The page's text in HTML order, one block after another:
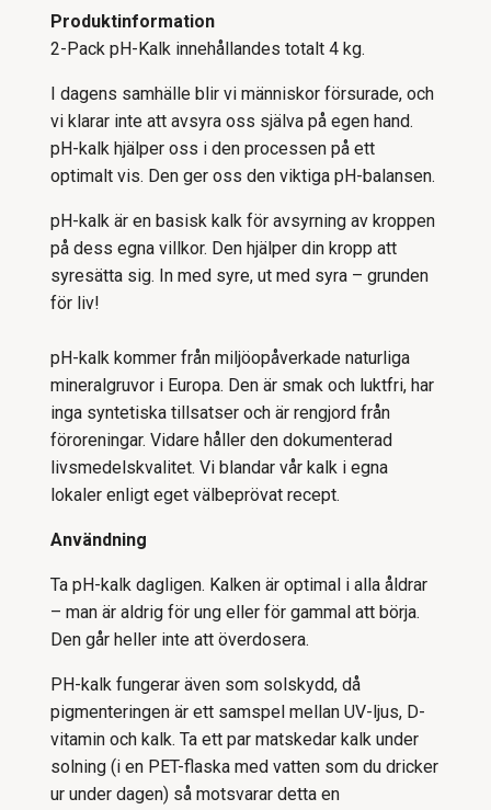
Produktinformation
2-Pack pH-Kalk innehållandes totalt 4 kg.
I dagens samhälle blir vi människor försurade, och
vi klarar inte att avsyra oss själva på egen hand.
pH-kalk hjälper oss i den processen på ett
optimalt vis. Den ger oss den viktiga pH-balansen.
pH-kalk är en basisk kalk för avsyrning av kroppen
på dess egna villkor. Den hjälper din kropp att
syresätta sig. In med syre, ut med syra – grunden
för liv!
pH-kalk kommer från miljöopåverkade naturliga
mineralgruvor i Europa. Den är smak och luktfri, har
inga syntetiska tillsatser och är rengjord från
föroreningar. Vidare håller den dokumenterad
livsmedelskvalitet. Vi blandar vår kalk i egna
lokaler enligt eget välbeprövat recept.
Användning
Ta pH-kalk dagligen. Kalken är optimal i alla åldrar
– man är aldrig för ung eller för gammal att börja.
Den går heller inte att överdosera.
PH-kalk fungerar även som solskydd, då
pigmenteringen är ett samspel mellan UV-ljus, D-
vitamin och kalk. Ta ett par matskedar kalk under
solning (i en PET-flaska med vatten som du dricker
ur under dagen) så motsvarar detta en